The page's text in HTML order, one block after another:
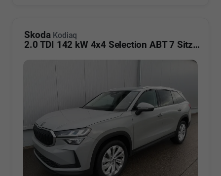
Skoda Kodiaq
2.0 TDI 142 kW 4x4 Selection ABT 7 Sitzer AHK Navi Kamera